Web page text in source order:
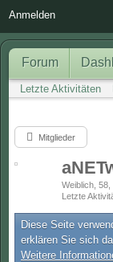
Anmelden
Forum
Letzte Aktivitäten
Mitglieder
Weiblich 58
Letzte
Diese Seite
erklären Sie sich
Weitere